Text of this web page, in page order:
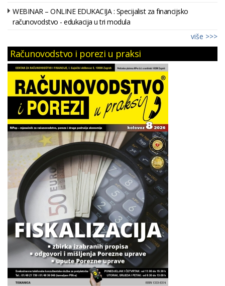
WEBINAR – ONLINE EDUKACIJA : Specijalist za financijsko
računovodstvo - edukacija u tri modula
više >>>
Računovodstvo i porezi u praksi